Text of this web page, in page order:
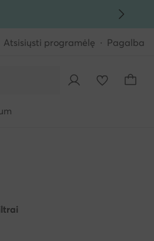
Atsisiųsti programėlę Pagalba